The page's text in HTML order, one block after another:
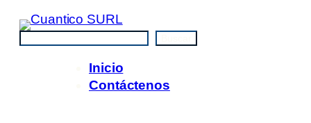
Saltar
contenido
Inicio
Contáctenos